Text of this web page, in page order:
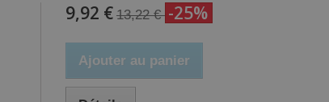
9,92 € 13,22 € -25%
Ajouter au panier